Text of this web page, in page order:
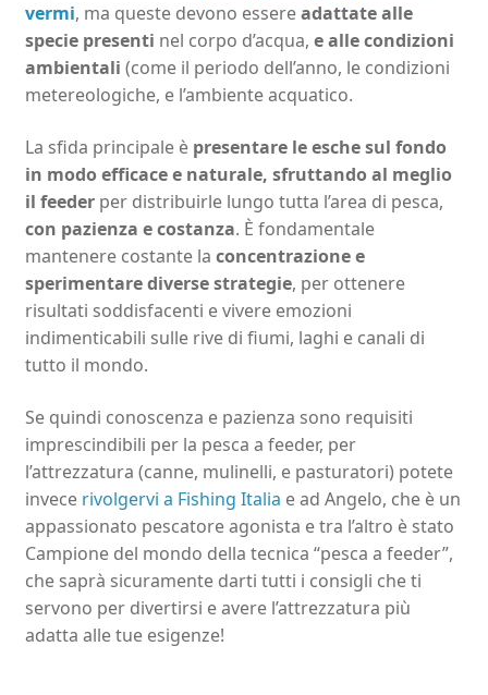
vermi, ma queste devono essereadattate alle
specie presenti nel corpo d’acqua, e alle condizioni
ambientali (come il periodo dell’anno, le condizioni
metereologiche, e l’ambiente acquatico.
La sfida principale è presentare le esche sul fondo
in modo efficace e naturale, sfruttando al meglio
il feederper distribuirle lungo tutta l’area di pesca,
con pazienza e costanza. È fondamentale
mantenere costante la concentrazione e
sperimentare diverse strategie, per ottenere
risultati soddisfacenti e vivere emozioni
indimenticabili sulle rive di fiumi, laghi e canali di
tutto il mondo.
Se quindi conoscenza e pazienza sono requisiti
imprescindibili per la pesca a feeder, per
l’attrezzatura (canne, mulinelli, e pasturatori) potete
invece rivolgervi a Fishing Italia e ad Angelo, che è un
appassionato pescatore agonista e tra l’altro è stato
Campione del mondo della tecnica “pesca a feeder”,
che saprà sicuramente darti tutti i consigli che ti
servono per divertirsi e avere l’attrezzatura più
adatta alle tue esigenze!